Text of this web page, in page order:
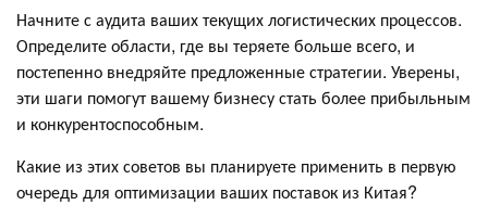
Начните с аудита ваших текущих логистических процессов.
Определите области, где вы теряете больше всего, и
постепенно внедряйте предложенные стратегии. Уверены,
эти шаги помогут вашему бизнесу стать более прибыльным
и конкурентоспособным.
Какие из этих советов вы планируете применить в первую
очередь для оптимизации ваших поставок из Китая?